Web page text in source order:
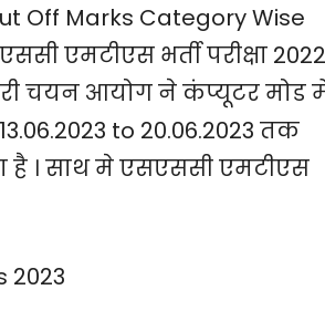
Off Marks Category Wise
एमटीएस भर्ती परीक्षा 2022
चयन आयोग ने कंप्यूटर मोड
to 20.06.2023 तक
है । साथ मे एसएससी एमटीएस